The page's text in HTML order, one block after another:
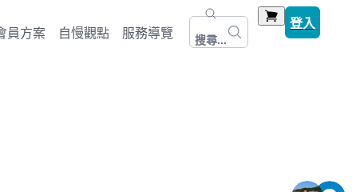
員方案 自慢觀點 服務導覽 搜尋...
登入